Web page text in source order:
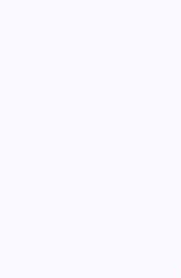
Qui sommes-
La
développé et
territoriales et